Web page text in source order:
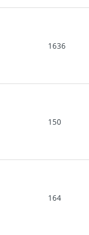
1636
150
164